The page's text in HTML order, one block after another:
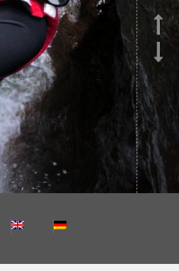
Precedente
Successivo